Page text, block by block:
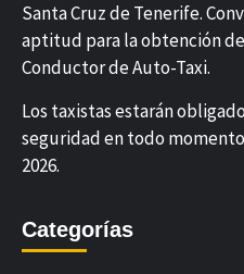
Santa Cruz de Tenerife.
aptitud para la obtención
Conductor de Auto-Taxi.
Los taxistas estarán
seguridad en todo
2026.
Categorías